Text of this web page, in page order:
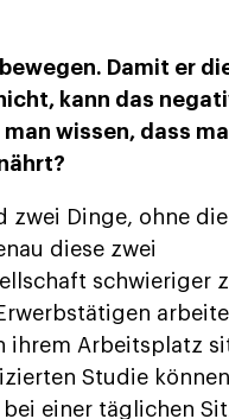
Damit er
kann das
wissen, dass
zwei Dinge, ohne
diese zwei
schwieriger
ihrem Arbeitsplatz
Studie
einer täglichen